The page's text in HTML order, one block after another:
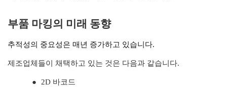
부품 마킹의 미래 동향
추적성의 중요성은 매년 증가하고 있습니다.
제조업체들이 채택하고 있는 것은 다음과 같습니다.
●
2D 바코드